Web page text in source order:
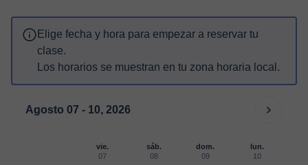
Elige fecha y hora para empezar a reservar tu
clase.
Los horarios se muestran en tu zona horaria local.
Agosto 07 - 10, 2026
vie.
07
sáb.
08
dom.
09
lun.
10